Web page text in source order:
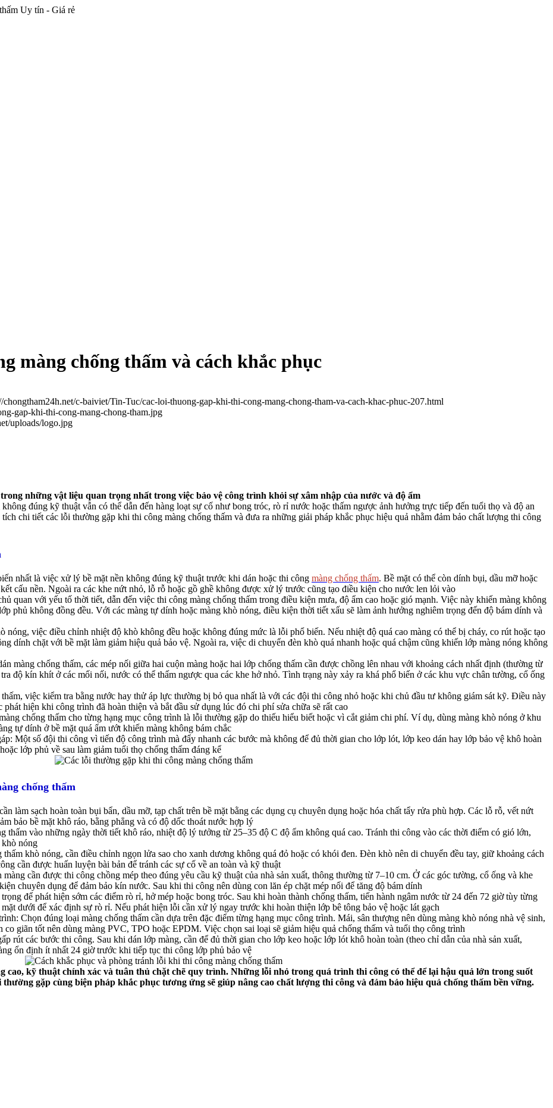
Uy tín - Giá rẻ
màng chống thấm và cách khắc phục
chongtham24h.net/c-baiviet/Tin-Tuc/cac-loi-thuong-gap-khi-thi-cong-mang-chong-tham-va-cach-khac-phuc-207.html
gap-khi-thi-cong-mang-chong-tham.jpg
uploads/logo.jpg
những vật liệu quan trọng nhất trong việc bảo vệ công trình khỏi sự xâm nhập của nước và độ ẩm
đúng kỹ thuật vẫn có thể dẫn đến hàng loạt sự cố như bong tróc, rò rỉ nước hoặc thấm ngược ảnh hưởng trực tiếp đến tuổi thọ và độ an
tích chi tiết các lỗi thường gặp khi thi công màng chống thấm và đưa ra những giải pháp khắc phục hiệu quả nhằm đảm bảo chất lượng thi công
nhất là việc xử lý bề mặt nền không đúng kỹ thuật trước khi dán hoặc thi công màng chống thấm. Bề mặt có thể còn dính bụi, dầu mỡ hoặc
cấu nền. Ngoài ra các khe nứt nhỏ, lỗ rỗ hoặc gồ ghề không được xử lý trước cũng tạo điều kiện cho nước len lỏi vào
quan với yếu tố thời tiết, dẫn đến việc thi công màng chống thấm trong điều kiện mưa, độ ẩm cao hoặc gió mạnh. Việc này khiến màng không
phủ không đồng đều. Với các màng tự dính hoặc màng khò nóng, điều kiện thời tiết xấu sẽ làm ảnh hưởng nghiêm trọng đến độ bám dính và
việc điều chỉnh nhiệt độ khò không đều hoặc không đúng mức là lỗi phổ biến. Nếu nhiệt độ quá cao màng có thể bị cháy, co rút hoặc tạo
dính chặt với bề mặt làm giảm hiệu quả bảo vệ. Ngoài ra, việc di chuyển đèn khò quá nhanh hoặc quá chậm cũng khiến lớp màng nóng không
màng chống thấm, các mép nối giữa hai cuộn màng hoặc hai lớp chống thấm cần được chồng lên nhau với khoảng cách nhất định (thường từ
độ kín khít ở các mối nối, nước có thể thấm ngược qua các khe hở nhỏ. Tình trạng này xảy ra khá phổ biến ở các khu vực chân tường, cổ ống
việc kiểm tra bằng nước hay thử áp lực thường bị bỏ qua nhất là với các đội thi công nhỏ hoặc khi chủ đầu tư không giám sát kỹ. Điều này
hiện khi công trình đã hoàn thiện và bắt đầu sử dụng lúc đó chi phí sửa chữa sẽ rất cao
chống thấm cho từng hạng mục công trình là lỗi thường gặp do thiếu hiểu biết hoặc vì cắt giảm chi phí. Ví dụ, dùng màng khò nóng ở khu
tự dính ở bề mặt quá ẩm ướt khiến màng không bám chắc
Một số đội thi công vì tiến độ công trình mà đẩy nhanh các bước mà không để đủ thời gian cho lớp lót, lớp keo dán hay lớp bảo vệ khô hoàn
lớp phủ về sau làm giảm tuổi thọ chống thấm đáng kể
chống thấm
làm sạch hoàn toàn bụi bẩn, dầu mỡ, tạp chất trên bề mặt bằng các dụng cụ chuyên dụng hoặc hóa chất tẩy rửa phù hợp. Các lỗ rỗ, vết nứt
bảo bề mặt khô ráo, bằng phẳng và có độ dốc thoát nước hợp lý
vào những ngày thời tiết khô ráo, nhiệt độ lý tưởng từ 25–35 độ C độ ẩm không quá cao. Tránh thi công vào các thời điểm có gió lớn,
nóng
khò nóng, cần điều chỉnh ngọn lửa sao cho xanh dương không quá đỏ hoặc có khói đen. Đèn khò nên di chuyển đều tay, giữ khoảng cách
cần được huấn luyện bài bản để tránh các sự cố về an toàn và kỹ thuật
cần được thi công chồng mép theo đúng yêu cầu kỹ thuật của nhà sản xuất, thông thường từ 7–10 cm. Ở các góc tường, cổ ống và khe
chuyên dụng để đảm bảo kín nước. Sau khi thi công nên dùng con lăn ép chặt mép nối để tăng độ bám dính
để phát hiện sớm các điểm rò rỉ, hở mép hoặc bong tróc. Sau khi hoàn thành chống thấm, tiến hành ngâm nước từ 24 đến 72 giờ tùy từng
dưới để xác định sự rò rỉ. Nếu phát hiện lỗi cần xử lý ngay trước khi hoàn thiện lớp bê tông bảo vệ hoặc lát gạch
Chọn đúng loại màng chống thấm cần dựa trên đặc điểm từng hạng mục công trình. Mái, sân thượng nên dùng màng khò nóng nhà vệ sinh,
giãn tốt nên dùng màng PVC, TPO hoặc EPDM. Việc chọn sai loại sẽ giảm hiệu quả chống thấm và tuổi thọ công trình
rút các bước thi công. Sau khi dán lớp màng, cần để đủ thời gian cho lớp keo hoặc lớp lót khô hoàn toàn (theo chỉ dẫn của nhà sản xuất,
ổn định ít nhất 24 giờ trước khi tiếp tục thi công lớp phủ bảo vệ
cao, kỹ thuật chính xác và tuân thủ chặt chẽ quy trình. Những lỗi nhỏ trong quá trình thi công có thể để lại hậu quả lớn trong suốt
gặp cùng biện pháp khắc phục tương ứng sẽ giúp nâng cao chất lượng thi công và đảm bảo hiệu quả chống thấm bền vững.